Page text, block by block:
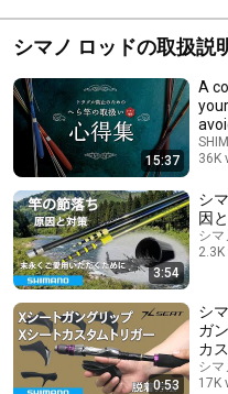
シマノ ロッドの取扱説
15:37
A
36K
3:54
シ
因
シマ
0:53
シ
ガ
カ
シマ
17K